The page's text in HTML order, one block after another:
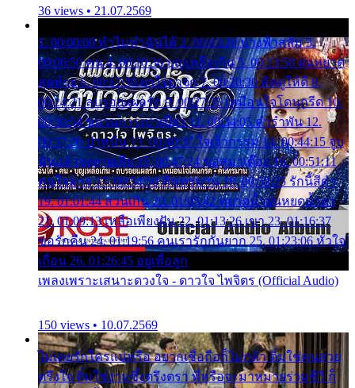
36 views • 21.07.2569
1. 00:00:00 ทำไมทำฉันได้ 2. 00:03:20 นางฟ้าสลัม 3.
00:06:50 คน 4. 00:10:36 บุญเหลือเกิน 5. 00:13:58 ฝนหยาด
สุดท้าย 6. 00:17:30 ยาใจยาจก 7. 00:20:30 คิดดูให้ดี 8.
00:24:21 ลบรอยแผลรัก 9. 00:27:35 เหมือนใจโดนกรีด 10.
00:30:54 ขบวนการเปาเปียว 11. 00:34:05 คำรำพัน 12.
00:37:20 ปาหนัน 13. 00:40:37 ใจเจ้ากรรม 14. 00:44:15 จูบ
ฉันแล้วจงตายเสีย 15. 00:47:24 ขอสูมาเต๊อะ 16. 00:51:11
คนใจมาร 17. 00:54:50 คืนทรมาน 18. 00:58:25 รักนี้สีดำ
19. 01:01:44 ส่วนเกิน 20. 01:05:42 หยาดน้ำฝนหยดน้ำตา
21. 01:09:13 เหลือเพียงฝัน 22. 01:13:26 เขา 23. 01:16:37
ขอรักคืน 24. 01:19:56 คนเรารักกันยาก 25. 01:23:06 หัวใจ
เถื่อน 26. 01:26:45 อยู่เพื่อลูก
เพลงเพราะเสนาะดวงใจ - ดาวใจ ไพจิตร (Official Audio)
150 views • 10.07.2569
ไม่เคยรักใครแน่หรือ อยากเชื่อถือก็ไม่กล้า ติ๋มใช่คนสวย
ตรึงใจ ติ๋มใช่งามซึ้งตรึงตรา พี่หรือจะมาหมายร่วมชีวี ก็